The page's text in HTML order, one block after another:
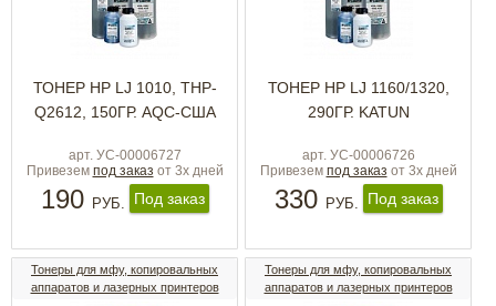
ТОНЕР HP LJ 1010, THP-
Q2612, 150ГР. AQC-США
арт. УС-00006727
Привезем под заказ от 3х дней
190 РУБ. Под заказ
ТОНЕР HP LJ 1160/1320,
290ГР. KATUN
арт. УС-00006726
Привезем под заказ от 3х дней
330 РУБ. Под заказ
Тонеры для мфу, копировальных
аппаратов и лазерных принтеров
Тонеры для мфу, копировальных
аппаратов и лазерных принтеров